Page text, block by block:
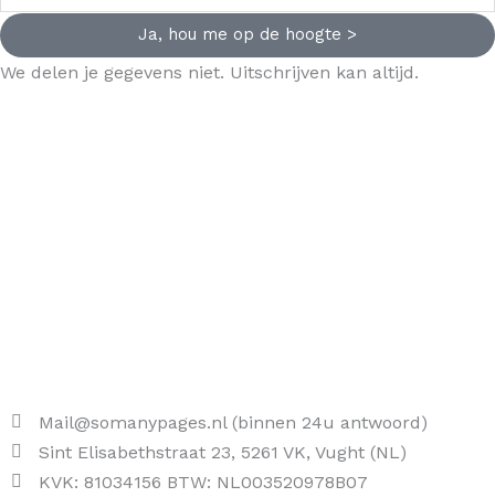
Ja, hou me op de hoogte >
We delen je gegevens niet. Uitschrijven kan altijd.
Mail@somanypages.nl (binnen 24u antwoord)
Sint Elisabethstraat 23, 5261 VK, Vught (NL)
KVK: 81034156 BTW: NL003520978B07